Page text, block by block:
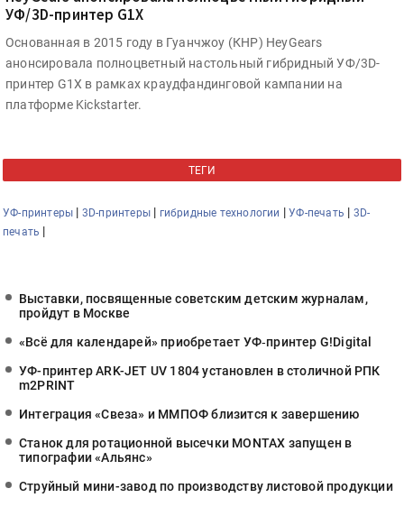
УФ/3D-принтер G1X
Основанная в 2015 году в Гуанчжоу (КНР) HeyGears
анонсировала полноцветный настольный гибридный УФ/3D-
принтер G1X в рамках краудфандинговой кампании на
платформе Kickstarter.
ТЕГИ
УФ-принтеры | 3D-принтеры | гибридные технологии |УФ-печать | 3D-
печать |
Выставки, посвященные советским детским журналам,
пройдут в Москве
«Всё для календарей» приобретает УФ‑принтер G!Digital
УФ-принтер ARK-JET UV 1804 установлен в столичной РПК
m2PRINT
Интеграция «Свеза» и ММПОФ близится к завершению
Станок для ротационной высечки MONTAX запущен в
типографии «Альянс»
Струйный мини-завод по производству листовой продукции